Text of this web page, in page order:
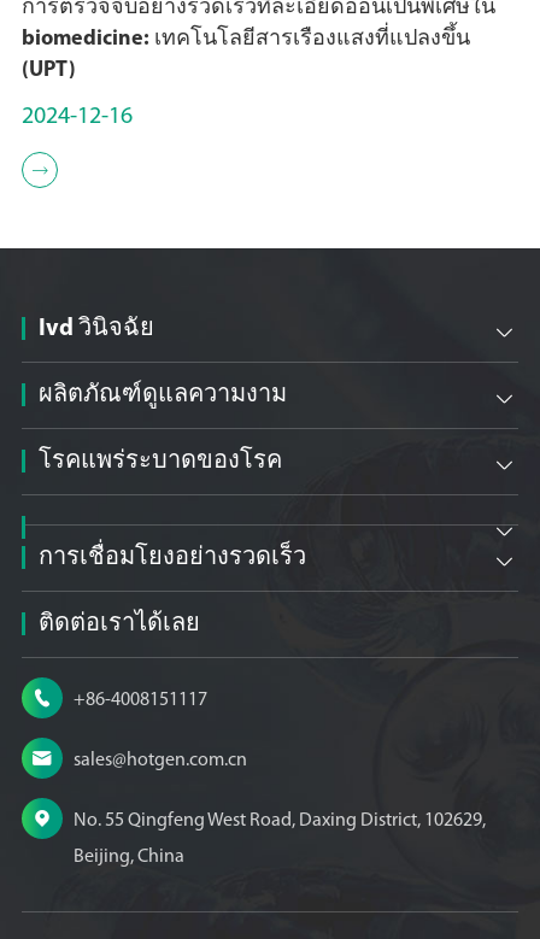
การตรวจจับอย่างรวดเร็วที่ละเอียดอ่อนเป็นพิเศษใน
biomedicine: เทคโนโลยีสารเรืองแสงที่แปลงขึ้น
(UPT)
2024-12-16

Ivd วินิจฉัย 
ผลิตภัณฑ์ดูแลความงาม 
โรคแพร่ระบาดของโรค 

การเชื่อมโยงอย่างรวดเร็ว 
ติดต่อเราได้เลย
 +86-4008151117
 sales@hotgen.com.cn

No. 55 Qingfeng West Road, Daxing District, 102629,
Beijing, China